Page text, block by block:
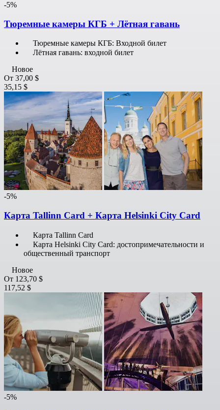
-5%
Тюремные камеры КГБ + Лётная гавань
Тюремные камеры КГБ: Входной билет
Лётная гавань: входной билет
Новое
От 37,00 $
35,15 $
-5%
Карта Tallinn Card + Карта Helsinki City Card
Карта Tallinn Card
Карта Helsinki City Card: достопримечательности и
общественный транспорт
Новое
От 123,70 $
117,52 $
-5%